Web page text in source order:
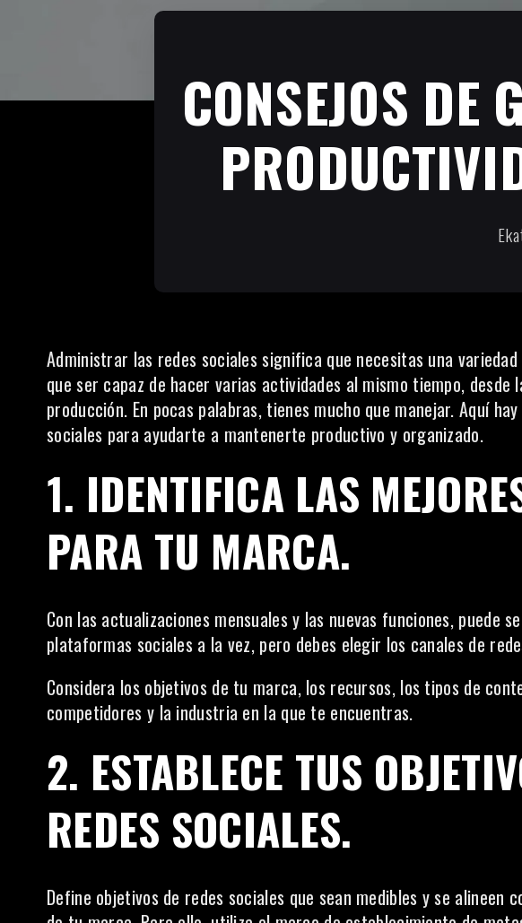
CONSEJOS DE
Administrar las redes sociales significa que necesitas una
que ser capaz de hacer varias actividades al mismo tiempo, desde
producción. En pocas palabras, tienes mucho que manejar. Aquí
sociales para ayudarte a mantenerte productivo y organizado.
1. IDENTIFICA LAS
PARA TU MARCA.
Con las actualizaciones mensuales y las nuevas funciones, puede
plataformas sociales a la vez, pero debes elegir los canales de
Considera los objetivos de tu marca, los recursos, los tipos de
competidores y la industria en la que te encuentras.
2. ESTABLECE TUS
REDES SOCIALES.
Define objetivos de redes sociales que sean medibles y se alineen